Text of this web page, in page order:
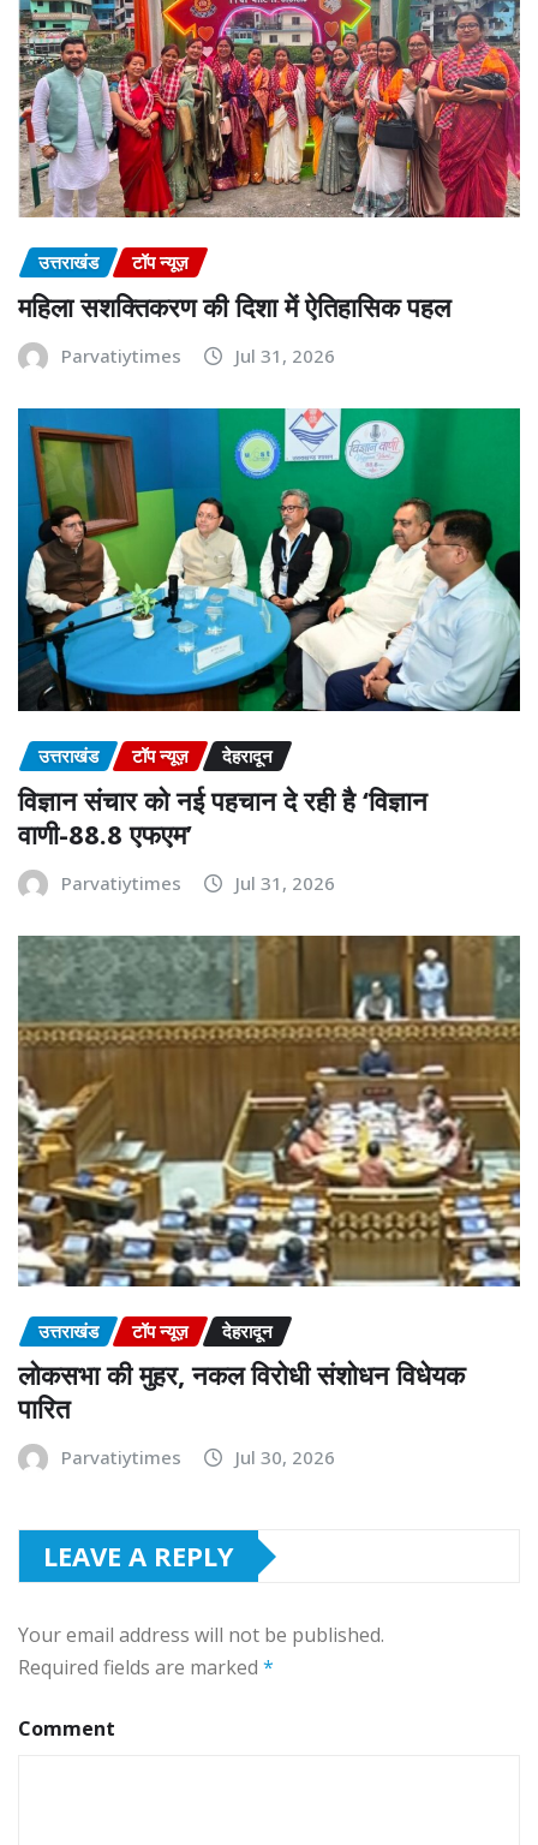
उत्तराखंड टॉप न्यूज़
महिला सशक्तिकरण की दिशा में ऐतिहासिक पहल
Parvatiytimes Jul 31, 2026
उत्तराखंड टॉप न्यूज़ देहरादून
विज्ञान संचार को नई पहचान दे रही है ‘विज्ञान
वाणी-88.8 एफएम’
Parvatiytimes Jul 31, 2026
उत्तराखंड टॉप न्यूज़ देहरादून
लोकसभा की मुहर, नकल विरोधी संशोधन विधेयक
पारित
Parvatiytimes Jul 30, 2026
LEAVE A REPLY
Your email address will not be published.
Required fields are marked *
Comment